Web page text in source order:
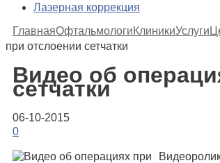
Лазерная коррекция
ГлавнаяОфтальмологиКлиникиУслуги
при отслоении сетчатки
Видео об
сетчатки
06-10-2015
0